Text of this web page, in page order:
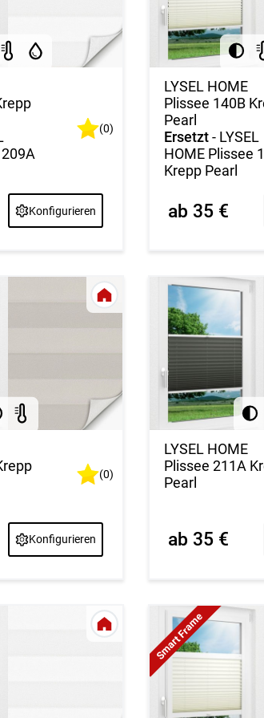
(0)
Konfigurieren
LYSEL HOME
Plissee 140B
Pearl
Ersetzt- LYSEL
HOME Plissee
Krepp Pearl
ab 35 €
(0)
Konfigurieren
LYSEL HOME
Plissee 211A
Pearl
ab 35 €
Smart Frame